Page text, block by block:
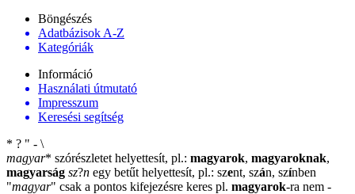
Böngészés
Adatbázisok A-Z
Kategóriák
Információ
Használati útmutató
Impresszum
Keresési segítség
* ? " - \
magyar* szórészletet helyettesít, pl.: magyarok, magyaroknak,
magyarság sz?n egy betűt helyettesít, pl.: szent, szán, színben
"magyar" csak a pontos kifejezésre keres pl. magyarok-ra nem -